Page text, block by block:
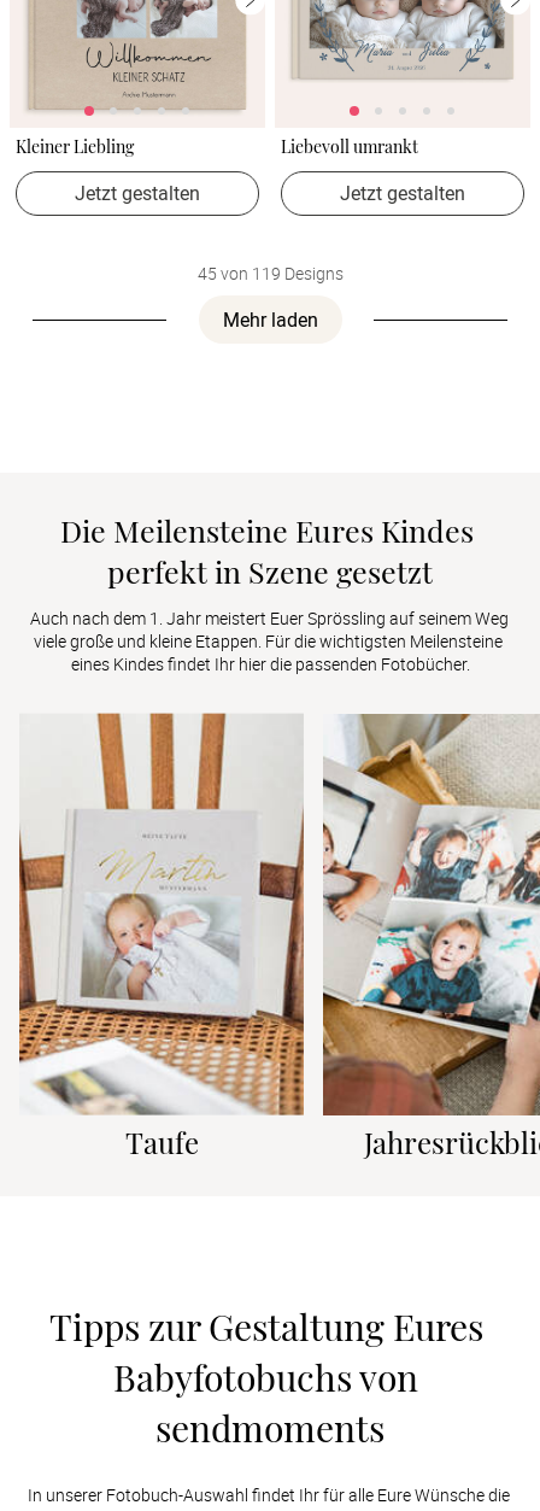
Kleiner Liebling
Jetzt gestalten
Liebevoll umrankt
Jetzt gestalten
45 von 119 Designs
Mehr laden
Die Meilensteine Eures Kindes
perfekt in Szene gesetzt
Auch nach dem 1. Jahr meistert Euer Sprössling auf seinem Weg
viele große und kleine Etappen. Für die wichtigsten Meilensteine
eines Kindes findet Ihr hier die passenden Fotobücher.
Taufe
Tipps zur Gestaltung Eures
Babyfotobuchs von
sendmoments
In unserer Fotobuch-Auswahl findet Ihr für alle Eure Wünsche die